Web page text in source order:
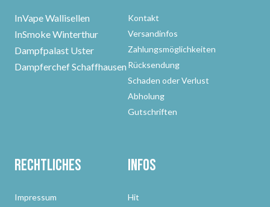
InVape Wallisellen
InSmoke Winterthur
Dampfpalast Uster
Dampferchef Schaffhausen
Kontakt
Versandinfos
Zahlungsmöglichkeiten
Rücksendung
Schaden oder Verlust
Abholung
Gutschriften
Rechtliches
Impressum
Infos
Hit